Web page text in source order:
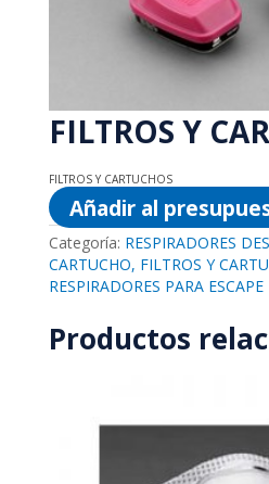
FILTROS Y
FILTROS Y CARTUCHOS
Añadir al
Categoría: RESPIRADORES
CARTUCHO, FILTROS Y
RESPIRADORES PARA ESCAPE
Productos